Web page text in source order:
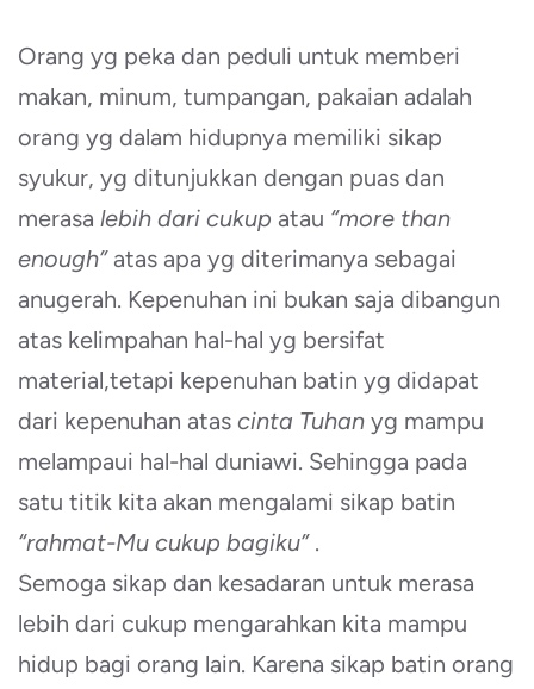
Orang yg peka dan peduli untuk memberi
makan, minum, tumpangan, pakaian adalah
orang yg dalam hidupnya memiliki sikap
syukur, yg ditunjukkan dengan puas dan
merasa lebih dari cukup atau “more than
enough”atas apa yg diterimanya sebagai
anugerah. Kepenuhan ini bukan saja dibangun
atas kelimpahan hal-hal yg bersifat
material,tetapi kepenuhan batin yg didapat
dari kepenuhan atas cinta Tuhan yg mampu
melampaui hal-hal duniawi. Sehingga pada
satu titik kita akan mengalami sikap batin
“rahmat-Mu cukup bagiku”.
Semoga sikap dan kesadaran untuk merasa
lebih dari cukup mengarahkan kita mampu
hidup bagi orang lain. Karena sikap batin orang